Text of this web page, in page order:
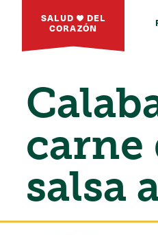
SALUD DEL
CORAZÓN
carne
salsa